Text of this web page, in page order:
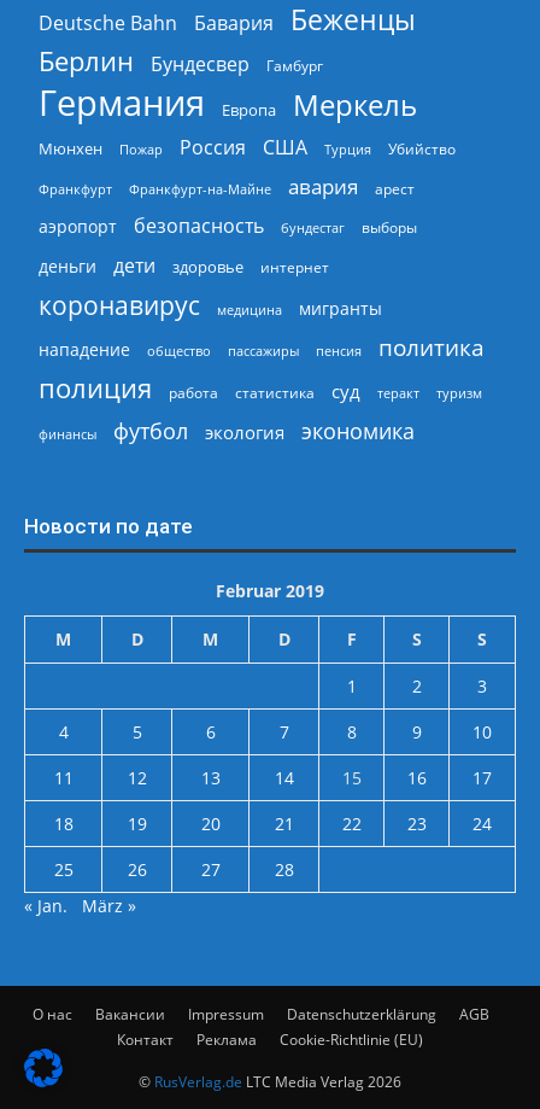
Deutsche Bahn Бавария
Беженцы
Берлин
Бундесвер Гамбург
Германия Европа Меркель
Мюнхен Пожар Россия США Турция Убийство
Франкфурт Франкфурт-на-Майне авария арест
аэропорт безопасность бундестаг выборы
деньги дети здоровье интернет
коронавирус медицина
мигранты
нападение
общество пассажиры пенсия политика
полиция работа статистика суд теракт туризм
финансы футбол экология экономика
Новости по дате
Februar 2019
M D M D F S S
1 2
3
4
5 6 7 8 9
10
11
12 13 14 15 16
17
18
19 20 21 22 23
24
25
26 27
28
« Jan.
März »
О нас Вакансии Impressum Datenschutzerklärung
AGB
Контакт
Реклама Cookie-Richtlinie (EU)
© RusVerlag.de LTC Media Verlag 2026